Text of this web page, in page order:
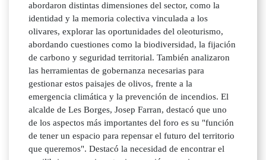
abordaron distintas dimensiones del sector, como la
identidad y la memoria colectiva vinculada a los
olivares, explorar las oportunidades del oleoturismo,
abordando cuestiones como la biodiversidad, la fijación
de carbono y seguridad territorial. También analizaron
las herramientas de gobernanza necesarias para
gestionar estos paisajes de olivos, frente a la
emergencia climática y la prevención de incendios. El
alcalde de Les Borges, Josep Farran, destacó que uno
de los aspectos más importantes del foro es su "función
de tener un espacio para repensar el futuro del territorio
que queremos". Destacó la necesidad de encontrar el